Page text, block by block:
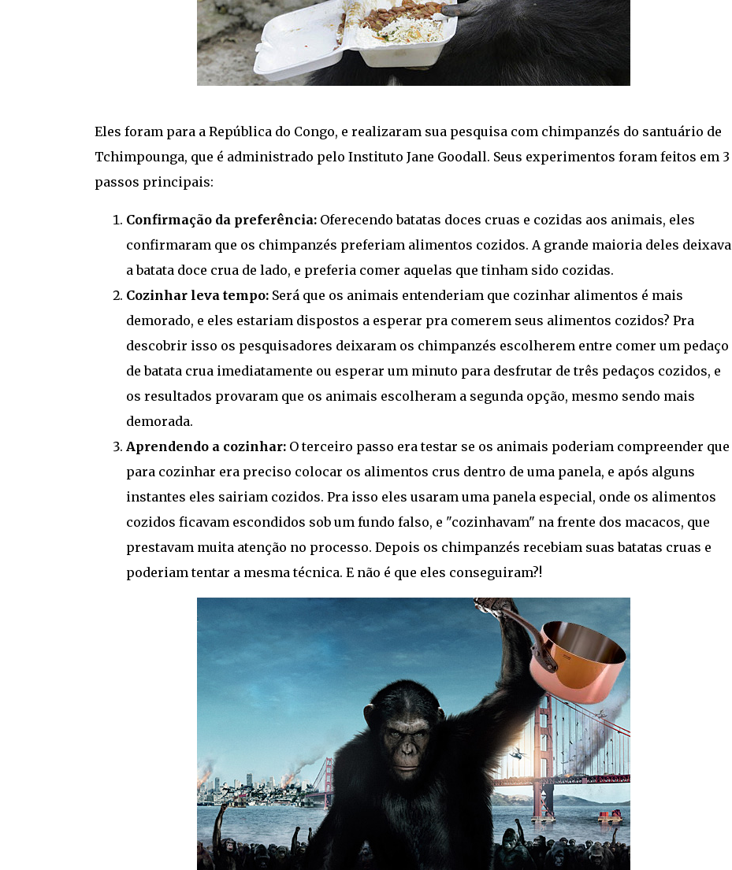
Eles foram para a República do Congo, e realizaram sua pesquisa com chimpanzés do santuário de
Tchimpounga, que é administrado pelo Instituto Jane Goodall. Seus experimentos foram feitos em 3
passos principais:
Confirmação da preferência:Oferecendo batatas doces cruas e cozidas aos animais, eles
confirmaram que os chimpanzés preferiam alimentos cozidos. A grande maioria deles deixava
a batata doce crua de lado, e preferia comer aquelas que tinham sido cozidas.
Cozinhar leva tempo:Será que os animais entenderiam que cozinhar alimentos é mais
demorado, e eles estariam dispostos a esperar pra comerem seus alimentos cozidos? Pra
descobrir isso os pesquisadores deixaram os chimpanzés escolherem entre comer um pedaço
de batata crua imediatamente ou esperar um minuto para desfrutar de três pedaços cozidos, e
os resultados provaram que os animais escolheram a segunda opção, mesmo sendo mais
demorada.
Aprendendo a cozinhar:O terceiro passo era testar se os animais poderiam compreender que
para cozinhar era preciso colocar os alimentos crus dentro de uma panela, e após alguns
instantes eles sairiam cozidos. Pra isso eles usaram uma panela especial, onde os alimentos
cozidos ficavam escondidos sob um fundo falso, e "cozinhavam" na frente dos macacos, que
prestavam muita atenção no processo. Depois os chimpanzés recebiam suas batatas cruas e
poderiam tentar a mesma técnica. E não é que eles conseguiram?!